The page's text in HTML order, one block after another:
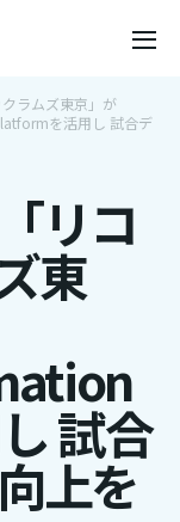
ラムズ東京」が
を活用し 試合デ
リコ
東
試合
上を